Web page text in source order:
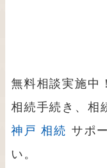
無料相談実施中！
相続手続き、相
神戸 相続 サポ
い。